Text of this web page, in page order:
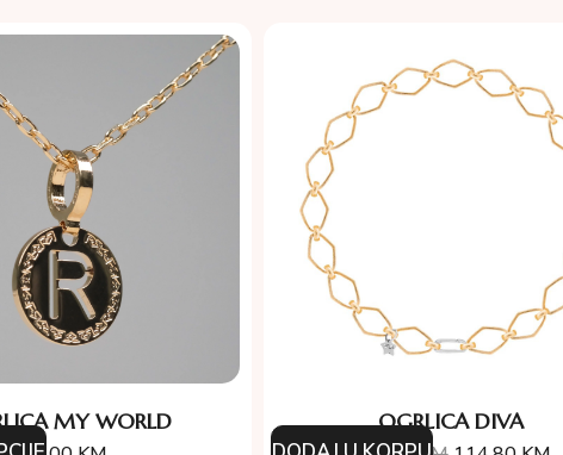
MY WORLD OGRLICA DIVA